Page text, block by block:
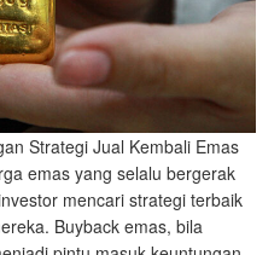
Strategi Jual Kembali Emas
emas yang selalu bergerak
mencari strategi terbaik
Buyback emas, bila